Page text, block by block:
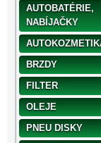
AUTOBATÉRIE,
NABÍJAČKY
BRZDY
FILTER
OLEJE
PNEU DISKY